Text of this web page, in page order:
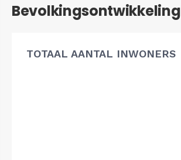
Bevolkingsontwikkeling
TOTAAL AANTAL INWONERS